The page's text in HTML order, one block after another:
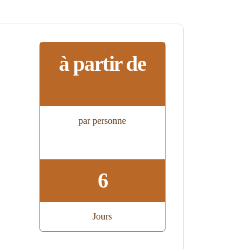
à partir de
par personne
6
Jours